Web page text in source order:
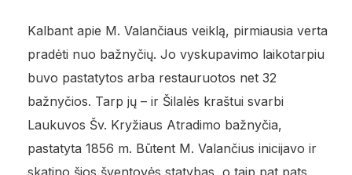
Kalbant apie M. Valančiaus veiklą, pirmiausia verta
pradėti nuo bažnyčių. Jo vyskupavimo laikotarpiu
buvo pastatytos arba restauruotos net 32
bažnyčios. Tarp jų – ir Šilalės kraštui svarbi
Laukuvos Šv. Kryžiaus Atradimo bažnyčia,
pastatyta 1856 m. Būtent M. Valančius inicijavo ir